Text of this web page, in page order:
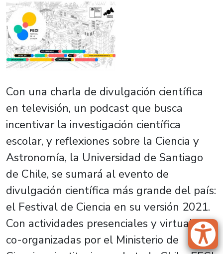
Con una charla de divulgación científica
en televisión, un podcast que busca
incentivar la investigación científica
escolar, y reflexiones sobre la Ciencia y
Astronomía, la Universidad de Santiago
de Chile, se sumará al evento de
divulgación científica más grande del país:
el Festival de Ciencia en su versión 2021.
Con actividades presenciales y virtuales
co-organizadas por el Ministerio de